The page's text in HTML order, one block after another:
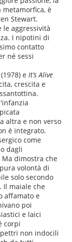
è
Stewart.
aggressività
I nipotini di
contatto
né sessi
(1978) eIt’s Alive
crescita e
altra e non verso
è integrato.
come
dagli
dimostra che
volontà di
solo secondo
Il maiale che
affamato e
poi
e laici
corpi
non indocili